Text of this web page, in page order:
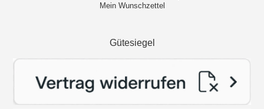
Mein Wunschzettel
Gütesiegel